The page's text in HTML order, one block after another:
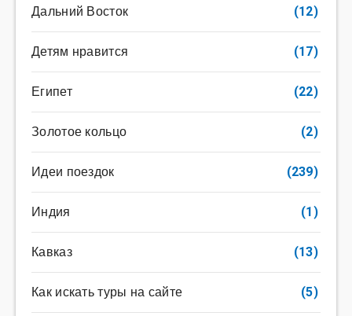
Дальний Восток (12)
Детям нравится (17)
Египет (22)
Золотое кольцо (2)
Идеи поездок (239)
Индия (1)
Кавказ (13)
Как искать туры на сайте (5)